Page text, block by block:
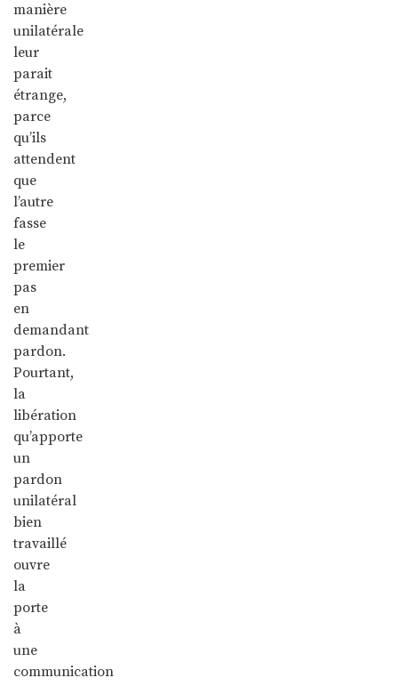
manière
unilatérale
leur
parait
étrange,
parce
qu’ils
attendent
que
l’autre
fasse
le
premier
pas
en
demandant
pardon.
Pourtant,
la
libération
qu’apporte
un
pardon
unilatéral
bien
travaillé
ouvre
la
porte
à
une
communication